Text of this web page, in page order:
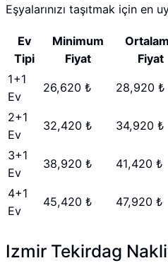
Eşyalarınızı taşıtmak için en
Ev
Tipi
Minimum
Fiyat
Fiyat
1+1
Ev
26,620 ₺ 28,920 ₺
2+1
Ev
32,420 ₺ 34,920 ₺
3+1
Ev
38,920 ₺ 41,420 ₺
4+1
Ev
45,420 ₺ 47,920 ₺
Izmir Tekirdag